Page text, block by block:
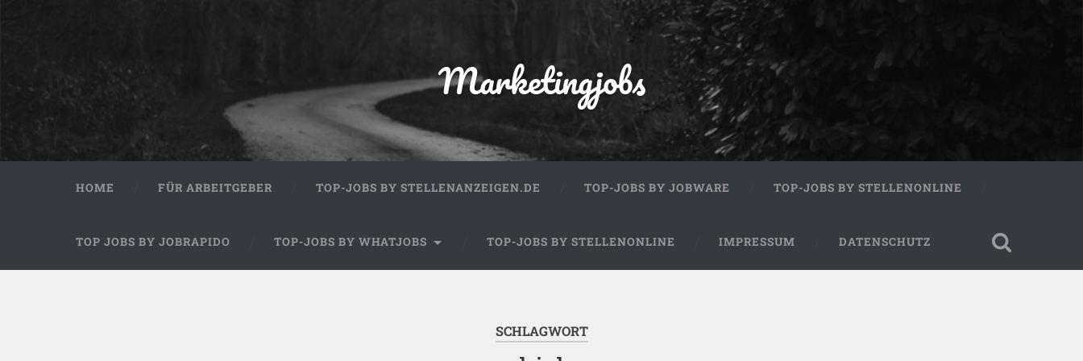
Marketingjobs
HOME FÜR ARBEITGEBER TOP-JOBS BY STELLENANZEIGEN.DE TOP-JOBS BY JOBWARE TOP-JOBS BY STELLENONLINE
TOP JOBS BY JOBRAPIDO TOP-JOBS BY WHATJOBS TOP-JOBS BY STELLENONLINE IMPRESSUM DATENSCHUTZ
SCHLAGWORT